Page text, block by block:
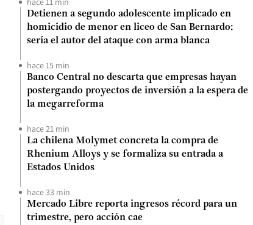
Detienen a segundo adolescente implicado en
homicidio de menor en liceo de San Bernardo:
sería el autor del ataque con arma blanca
hace 15 min
Banco Central no descarta que empresas hayan
postergando proyectos de inversión a la espera de
la megarreforma
hace 21 min
La chilena Molymet concreta la compra de
Rhenium Alloys y se formaliza su entrada a
Estados Unidos
hace 33 min
Mercado Libre reporta ingresos récord para un
trimestre, pero acción cae